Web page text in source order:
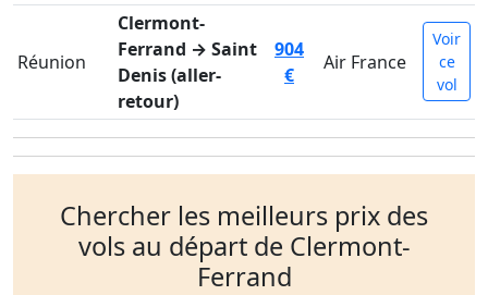
Réunion
Clermont-
Ferrand → Saint
Denis (aller-
retour)
904
€
Air France
Voir
ce
vol
Chercher les meilleurs prix des
vols au départ de Clermont-
Ferrand